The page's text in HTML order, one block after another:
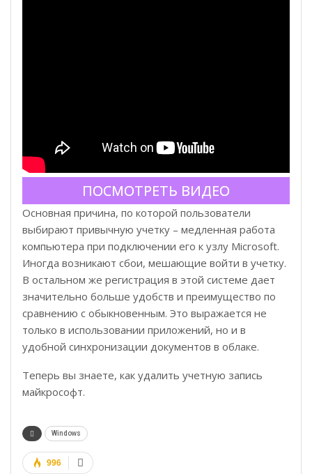
ПОСМОТРЕТЬ ВИДЕО
Основная причина, по которой пользователи
выбирают привычную учетку – медленная работа
компьютера при подключении его к узлу Microsoft.
Иногда возникают сбои, мешающие войти в учетку.
В остальном же регистрация в этой системе дает
значительно больше удобств и преимущество по
сравнению с обыкновенным. Это выражается не
только в использовании приложений, но и в
удобной синхронизации документов в облаке.
Теперь вы знаете, как удалить учетную запись
майкрософт.
Windows
996